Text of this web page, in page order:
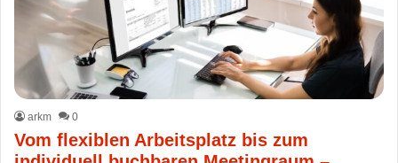
arkm 0
Vom flexiblen Arbeitsplatz bis zum